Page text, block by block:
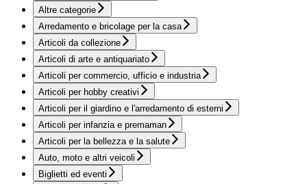
Altre categorie
Arredamento e bricolage per la casa
Articoli da collezione
Articoli di arte e antiquariato
Articoli per commercio, ufficio e industria
Articoli per hobby creativi
Articoli per il giardino e l'arredamento di esterni
Articoli per infanzia e premaman
Articoli per la bellezza e la salute
Auto, moto e altri veicoli
Biglietti ed eventi